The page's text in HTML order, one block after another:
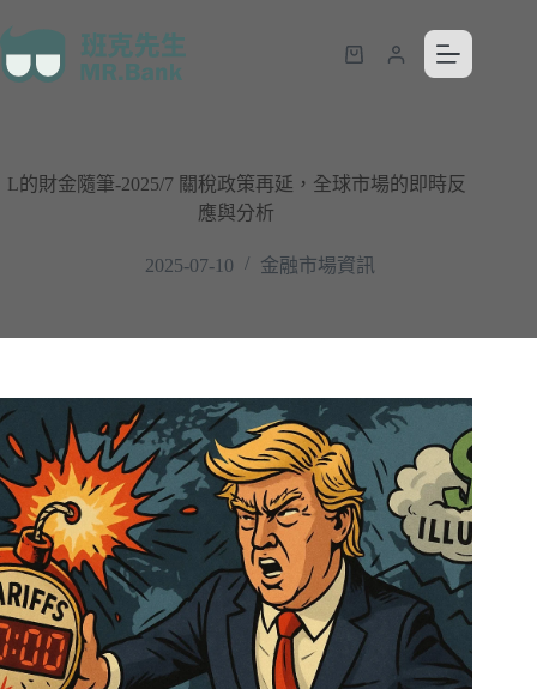
L的財金隨筆-2025/7 關稅政策再延，全球市場的即時反
應與分析
2025-07-10 金融市場資訊